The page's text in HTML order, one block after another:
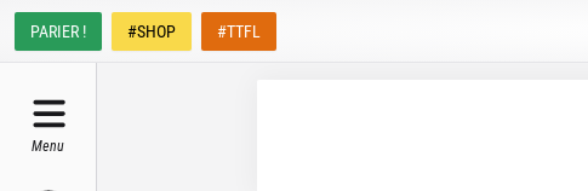
PARIER ! #SHOP #TTFL
Menu